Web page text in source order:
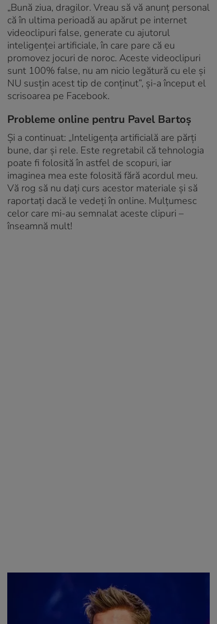
„Bună ziua, dragilor. Vreau să vă anunț personal
că în ultima perioadă au apărut pe internet
videoclipuri false, generate cu ajutorul
inteligenței artificiale, în care pare că eu
promovez jocuri de noroc. Aceste videoclipuri
sunt 100% false, nu am nicio legătură cu ele și
NU susțin acest tip de conținut”, și-a început el
scrisoarea pe Facebook.
Probleme online pentru Pavel Bartoș
Și a continuat: „Inteligența artificială are părți
bune, dar și rele. Este regretabil că tehnologia
poate fi folosită în astfel de scopuri, iar
imaginea mea este folosită fără acordul meu.
Vă rog să nu dați curs acestor materiale și să
raportați dacă le vedeți în online. Mulțumesc
celor care mi-au semnalat aceste clipuri –
înseamnă mult!